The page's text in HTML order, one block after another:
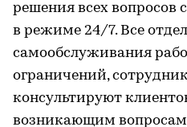
решения всех вопросов
в режиме 24/7. Все
самообслуживания
ограничений,
консультируют
возникающим